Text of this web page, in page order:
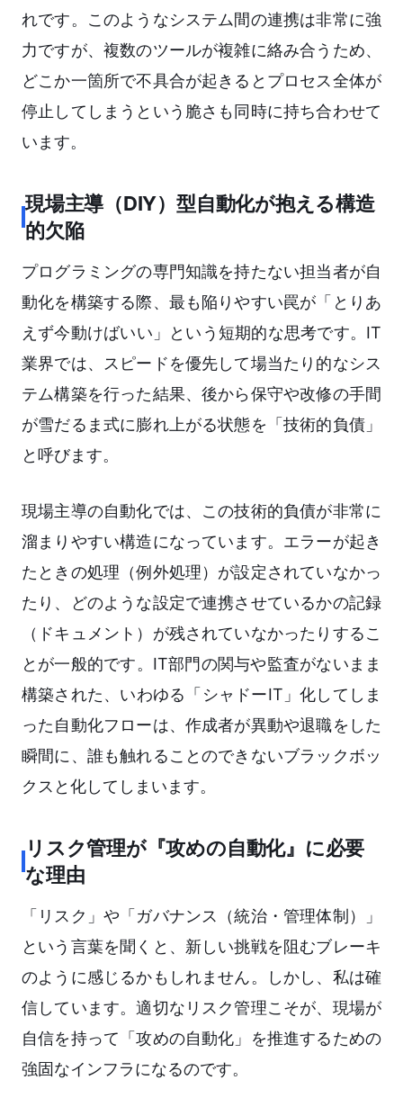
れです。このようなシステム間の連携は非常に強
力ですが、複数のツールが複雑に絡み合うため、
どこか一箇所で不具合が起きるとプロセス全体が
停止してしまうという脆さも同時に持ち合わせて
います。
現場主導（DIY）型自動化が抱える構造
的欠陥
プログラミングの専門知識を持たない担当者が自
動化を構築する際、最も陥りやすい罠が「とりあ
えず今動けばいい」という短期的な思考です。IT
業界では、スピードを優先して場当たり的なシス
テム構築を行った結果、後から保守や改修の手間
が雪だるま式に膨れ上がる状態を「技術的負債」
と呼びます。
現場主導の自動化では、この技術的負債が非常に
溜まりやすい構造になっています。エラーが起き
たときの処理（例外処理）が設定されていなかっ
たり、どのような設定で連携させているかの記録
（ドキュメント）が残されていなかったりするこ
とが一般的です。IT部門の関与や監査がないまま
構築された、いわゆる「シャドーIT」化してしま
った自動化フローは、作成者が異動や退職をした
瞬間に、誰も触れることのできないブラックボッ
クスと化してしまいます。
リスク管理が『攻めの自動化』に必要
な理由
「リスク」や「ガバナンス（統治・管理体制）」
という言葉を聞くと、新しい挑戦を阻むブレーキ
のように感じるかもしれません。しかし、私は確
信しています。適切なリスク管理こそが、現場が
自信を持って「攻めの自動化」を推進するための
強固なインフラになるのです。